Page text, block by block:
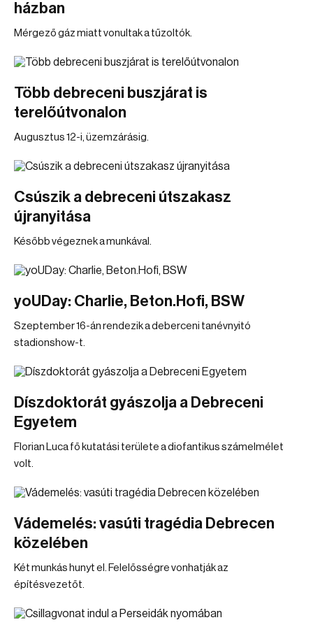
házban
Mérgező gáz miatt vonultak a tűzoltók.
Több debreceni buszjárat is
terelőútvonalon
Augusztus 12-i, üzemzárásig.
Csúszik a debreceni útszakasz
újranyitása
Később végeznek a munkával.
yoUDay: Charlie, Beton.Hofi, BSW
Szeptember 16-án rendezik a deberceni tanévnyitó
stadionshow-t.
Díszdoktorát gyászolja a Debreceni
Egyetem
Florian Luca fő kutatási területe a diofantikus számelmélet
volt.
Vádemelés: vasúti tragédia Debrecen
közelében
Két munkás hunyt el. Felelősségre vonhatják az
építésvezetőt.